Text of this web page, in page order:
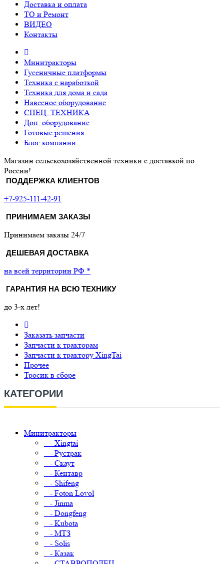
Доставка и оплата
ТО и Ремонт
ВИДЕО
Контакты
Минитракторы
Гусеничные платформы
Техника с наработкой
Техника для дома и сада
Навесное оборудование
СПЕЦ. ТЕХНИКА
Доп. оборудование
Готовые решения
Блог компании
Магазин сельскохозяйственной техники с доставкой по
России!
ПОДДЕРЖКА КЛИЕНТОВ
+7-925-111-42-91
ПРИНИМАЕМ ЗАКАЗЫ
Принимаем заказы 24/7
ДЕШЕВАЯ ДОСТАВКА
на всей территории РФ *
ГАРАНТИЯ НА ВСЮ ТЕХНИКУ
до 3-х лет!
Заказать запчасти
Запчасти к тракторам
Запчасти к трактору XingTai
Прочее
Тросик в сборе
КАТЕГОРИИ
Минитракторы
- Xingtai
- Рустрак
- Скаут
- Кентавр
- Shifeng
- Foton Lovol
- Jinma
- Dongfeng
- Kubota
- МТЗ
- Solis
- Казак